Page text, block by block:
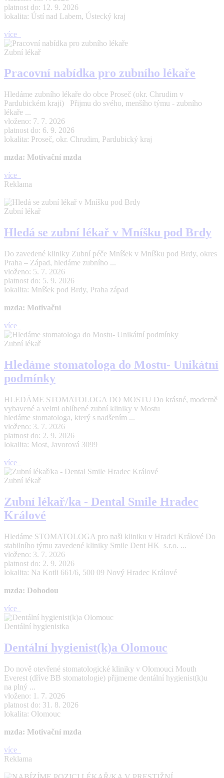
platnost do: 12. 9. 2026
lokalita: Ústí nad Labem, Ústecký kraj
více
Zubní lékař
Pracovní nabídka pro zubního lékaře
Hledáme zubního lékaře do obce Proseč (okr. Chrudim v
Pardubickém kraji) Přijmu do svého, menšího týmu - zubního
lékaře ...
vloženo: 7. 7. 2026
platnost do: 6. 9. 2026
lokalita: Proseč, okr. Chrudim, Pardubický kraj
mzda: Motivační mzda
více
Reklama
Zubní lékař
Hledá se zubní lékař v Mníšku pod Brdy
Do zavedené kliniky Zubní péče Mníšek v Mníšku pod Brdy, okres
Praha – Západ, hledáme zubního ...
vloženo: 5. 7. 2026
platnost do: 5. 9. 2026
lokalita: Mníšek pod Brdy, Praha západ
mzda: Motivační
více
Zubní lékař
Hledáme stomatologa do Mostu- Unikátní
podmínky
HLEDÁME STOMATOLOGA DO MOSTU Do krásné, moderně
vybavené a velmi oblíbené zubní kliniky v Mostu
hledáme stomatologa, který s nadšením ...
vloženo: 3. 7. 2026
platnost do: 2. 9. 2026
lokalita: Most, Javorová 3099
více
Zubní lékař
Zubní lékař/ka - Dental Smile Hradec
Králové
Hledáme STOMATOLOGA pro naši kliniku v Hradci Králové Do
stabilního týmu zavedené kliniky Smile Dent HK s.r.o. ...
vloženo: 3. 7. 2026
platnost do: 2. 9. 2026
lokalita: Na Kotli 661/6, 500 09 Nový Hradec Králové
mzda: Dohodou
více
Dentální hygienistka
Dentální hygienist(k)a Olomouc
Do nově otevřené stomatologické kliniky v Olomouci Mouth
Everest (dříve BB stomatologie) přijmeme dentální hygienist(k)u
na plný ...
vloženo: 1. 7. 2026
platnost do: 31. 8. 2026
lokalita: Olomouc
mzda: Motivační mzda
více
Reklama